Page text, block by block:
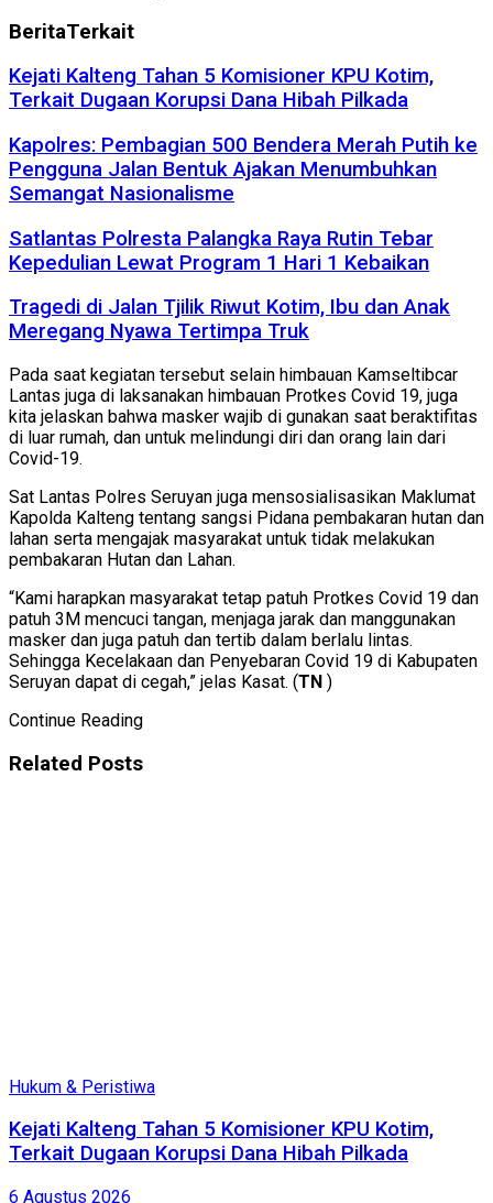
BeritaTerkait
Kejati Kalteng Tahan 5 Komisioner KPU Kotim,
Terkait Dugaan Korupsi Dana Hibah Pilkada
Kapolres: Pembagian 500 Bendera Merah Putih ke
Pengguna Jalan Bentuk Ajakan Menumbuhkan
Semangat Nasionalisme
Satlantas Polresta Palangka Raya Rutin Tebar
Kepedulian Lewat Program 1 Hari 1 Kebaikan
Tragedi di Jalan Tjilik Riwut Kotim, Ibu dan Anak
Meregang Nyawa Tertimpa Truk
Pada saat kegiatan tersebut selain himbauan Kamseltibcar
Lantas juga di laksanakan himbauan Protkes Covid 19, juga
kita jelaskan bahwa masker wajib di gunakan saat beraktifitas
di luar rumah, dan untuk melindungi diri dan orang lain dari
Covid-19.
Sat Lantas Polres Seruyan juga mensosialisasikan Maklumat
Kapolda Kalteng tentang sangsi Pidana pembakaran hutan dan
lahan serta mengajak masyarakat untuk tidak melakukan
pembakaran Hutan dan Lahan.
“Kami harapkan masyarakat tetap patuh Protkes Covid 19 dan
patuh 3M mencuci tangan, menjaga jarak dan manggunakan
masker dan juga patuh dan tertib dalam berlalu lintas.
Sehingga Kecelakaan dan Penyebaran Covid 19 di Kabupaten
Seruyan dapat di cegah,” jelas Kasat. (TN )
Continue Reading
Related Posts
Hukum & Peristiwa
Kejati Kalteng Tahan 5 Komisioner KPU Kotim,
Terkait Dugaan Korupsi Dana Hibah Pilkada
6 Agustus 2026